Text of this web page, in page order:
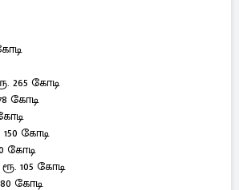
265 கோடி
கோடி
கோடி
கோடி
105 கோடி
கோடி